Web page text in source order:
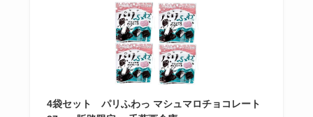
4袋セット パリふわっ マシュマロチョコレート